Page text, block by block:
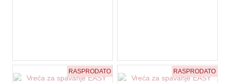
RASPRODATO RASPRODATO